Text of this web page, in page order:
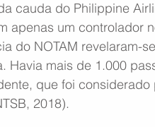
cauda do Philippine
apenas um controlador
do NOTAM revelaram-
Havia mais de 1.000
que foi
2018).